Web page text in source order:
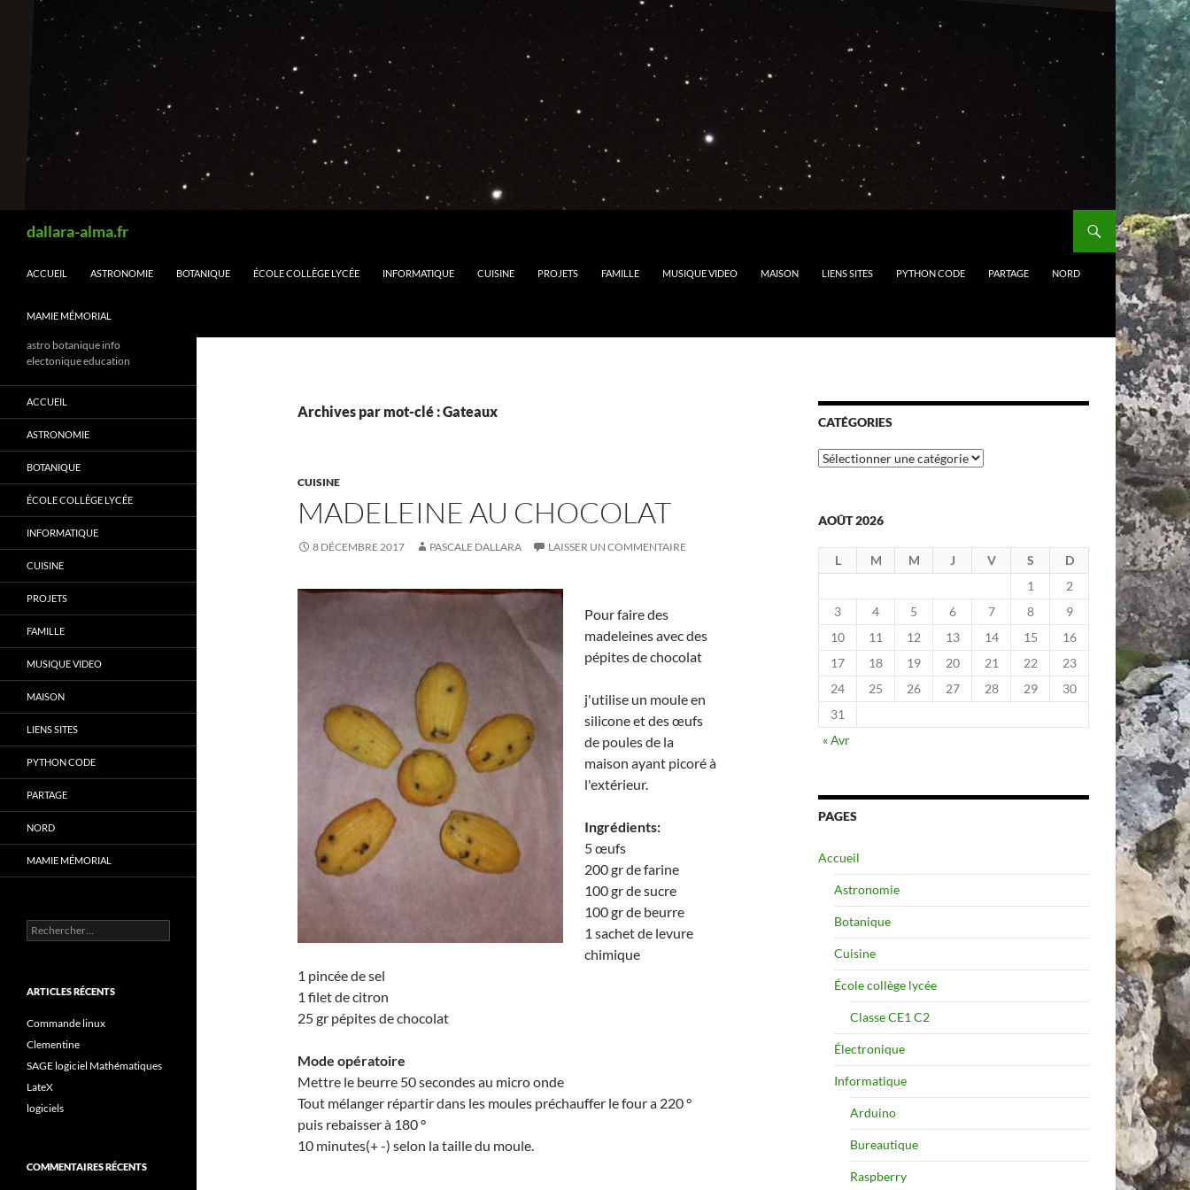
dallara-alma.fr
ACCUEIL ASTRONOMIE BOTANIQUE ÉCOLE COLLÈGE LYCÉE INFORMATIQUE CUISINE PROJETS FAMILLE MUSIQUE VIDEO MAISON LIENS SITES PYTHON CODE PARTAGE NORD
MAMIE MÉMORIAL
Archives par mot-clé : Gateaux
CUISINE
MADELEINE AU CHOCOLAT
8 DÉCEMBRE 2017 PASCALE DALLARA LAISSER UN COMMENTAIRE
Pour faire des
madeleines avec des
pépites de chocolat
j'utilise un moule en
silicone et des œufs
de poules de la
maison ayant picoré à
l'extérieur.
Ingrédients:
5 œufs
200 gr de farine
100 gr de sucre
100 gr de beurre
1 sachet de levure
chimique
1 pincée de sel
1 filet de citron
25 gr pépites de chocolat
Mode opératoire
Mettre le beurre 50 secondes au micro onde
Tout mélanger répartir dans les moules préchauffer le four a 220 °
puis rebaisser à 180 °
10 minutes(+ -) selon la taille du moule.
CATÉGORIES
Catégories
AOÛT 2026
L M M J V S
D
1
2
3
4 5 6 7 8
9
10
11 12 13 14 15
16
17
18 19 20 21 22
23
24
25 26 27 28 29
30
31
« Avr
PAGES
Accueil
Astronomie
Botanique
Cuisine
École collège lycée
Classe CE1 C2
Électronique
Informatique
Arduino
Bureautique
Raspberry
astro botanique info
electonique education
ACCUEIL
ASTRONOMIE
BOTANIQUE
ÉCOLE COLLÈGE LYCÉE
INFORMATIQUE
CUISINE
PROJETS
FAMILLE
MUSIQUE VIDEO
MAISON
LIENS SITES
PYTHON CODE
PARTAGE
NORD
MAMIE MÉMORIAL
Rechercher :
ARTICLES RÉCENTS
Commande linux
Clementine
SAGE logiciel Mathématiques
LateX
logiciels
COMMENTAIRES RÉCENTS